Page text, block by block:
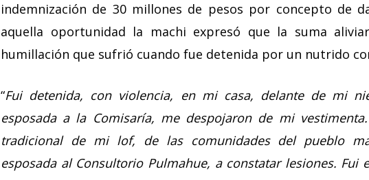
indemnización de 30 millones de pesos por concepto de
aquella oportunidad la machi expresó que la suma
humillación que sufrió cuando fue detenida por un nutrido
“Fui detenida, con violencia, en mi casa, delante de mi
esposada a la Comisaría, me despojaron de mi
tradicional de mi lof, de las comunidades del pueblo
esposada al Consultorio Pulmahue, a constatar lesiones. Fui